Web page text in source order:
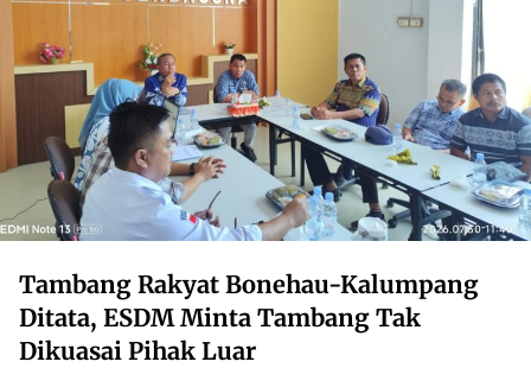
Tambang Rakyat Bonehau-Kalumpang
Ditata, ESDM Minta Tambang Tak
Dikuasai Pihak Luar